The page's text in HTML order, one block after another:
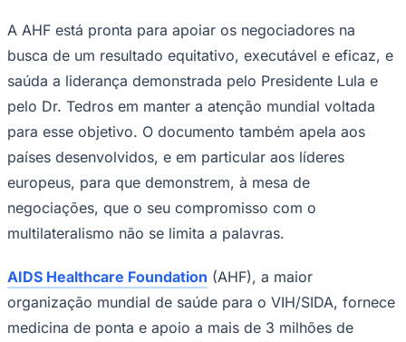
Palmeiras
A AHF está pronta para apoiar os negociadores na
busca de um resultado equitativo, executável e eficaz, e
saúda a liderança demonstrada pelo Presidente Lula e
pelo Dr. Tedros em manter a atenção mundial voltada
para esse objetivo. O documento também apela aos
países desenvolvidos, e em particular aos líderes
europeus, para que demonstrem, à mesa de
negociações, que o seu compromisso com o
multilateralismo não se limita a palavras.
AIDS Healthcare Foundation (AHF), a maior
organização mundial de saúde para o VIH/SIDA, fornece
medicina de ponta e apoio a mais de 3 milhões de